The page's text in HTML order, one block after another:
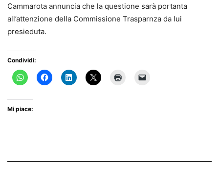
Cammarota annuncia che la questione sarà portanta
all’attenzione della Commissione Trasparnza da lui
presieduta.
Condividi:
Mi piace: